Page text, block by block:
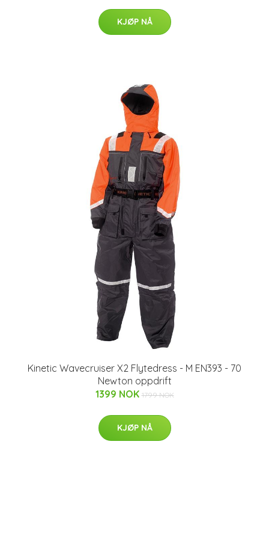
KJØP NÅ
Kinetic Wavecruiser X2 Flytedress - M EN393 - 70
Newton oppdrift
1399 NOK 1799 NOK
KJØP NÅ